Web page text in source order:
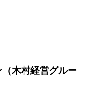
木村経営グルー